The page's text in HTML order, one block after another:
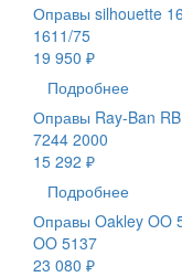
Оправы silhouette
1611/75
19 950 ₽
Подробнее
Оправы Ray-Ban
7244 2000
15 292 ₽
Подробнее
Оправы Oakley OO
OO 5137
23 080 ₽